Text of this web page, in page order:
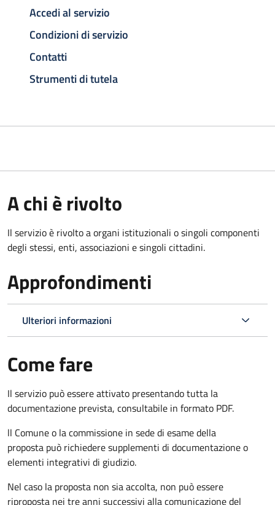
Accedi al servizio
Condizioni di servizio
Contatti
Strumenti di tutela
A chi è rivolto
Il servizio è rivolto a organi istituzionali o singoli componenti
degli stessi, enti, associazioni e singoli cittadini.
Approfondimenti
Ulteriori informazioni
Come fare
Il servizio può essere attivato presentando tutta la
documentazione prevista, consultabile in formato PDF.
ll Comune o la commissione in sede di esame della
proposta può richiedere supplementi di documentazione o
elementi integrativi di giudizio.
Nel caso la proposta non sia accolta, non può essere
riproposta nei tre anni successivi alla comunicazione del